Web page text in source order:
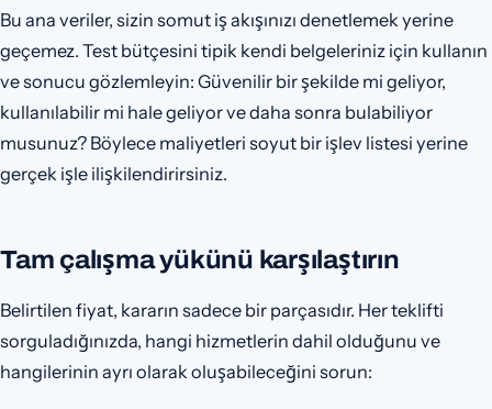
Bu ana veriler, sizin somut iş akışınızı denetlemek yerine
geçemez. Test bütçesini tipik kendi belgeleriniz için kullanın
ve sonucu gözlemleyin: Güvenilir bir şekilde mi geliyor,
kullanılabilir mi hale geliyor ve daha sonra bulabiliyor
musunuz? Böylece maliyetleri soyut bir işlev listesi yerine
gerçek işle ilişkilendirirsiniz.
Tam çalışma yükünü karşılaştırın
Belirtilen fiyat, kararın sadece bir parçasıdır. Her teklifti
sorguladığınızda, hangi hizmetlerin dahil olduğunu ve
hangilerinin ayrı olarak oluşabileceğini sorun: